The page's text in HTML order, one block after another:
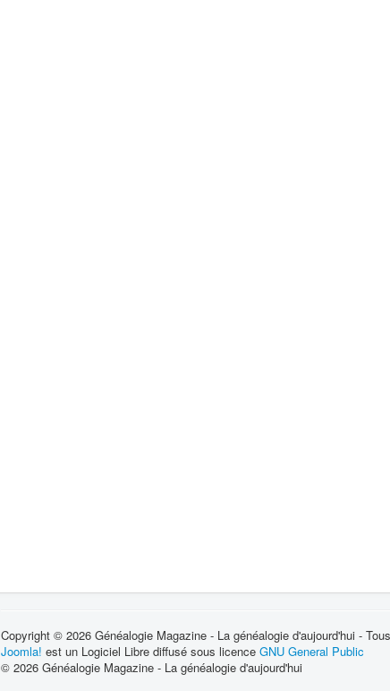
Copyright © 2026 Généalogie Magazine - La généalogie d'aujourd'hui -
Joomla! est un Logiciel Libre diffusé sous licence GNU General Public
© 2026 Généalogie Magazine - La généalogie d'aujourd'hui